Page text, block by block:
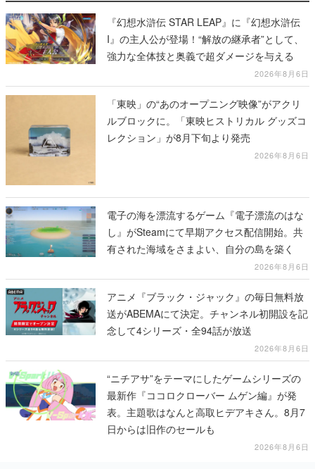
『幻想水滸伝 STAR LEAP』に『幻想水滸伝
I』の主人公が登場！“解放の継承者”として、
強力な全体技と奥義で超ダメージを与える
2026年8月6日
「東映」の“あのオープニング映像”がアクリ
ルブロックに。「東映ヒストリカル グッズコ
レクション」が8月下旬より発売
2026年8月6日
電子の海を漂流するゲーム『電子漂流のはな
し』がSteamにて早期アクセス配信開始。共
有された海域をさまよい、自分の島を築く
2026年8月6日
アニメ『ブラック・ジャック』の毎日無料放
送がABEMAにて決定。チャンネル初開設を記
念して4シリーズ・全94話が放送
2026年8月6日
“ニチアサ”をテーマにしたゲームシリーズの
最新作『ココロクローバー ムゲン編』が発
表。主題歌はなんと高取ヒデアキさん。8月7
日からは旧作のセールも
2026年8月6日